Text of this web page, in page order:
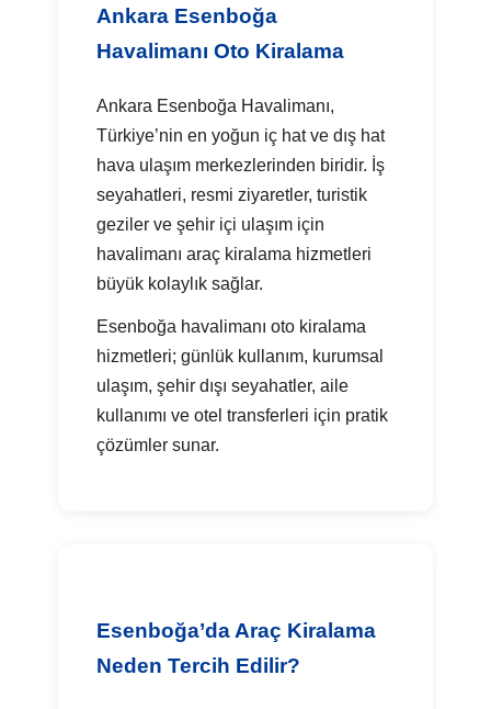
Ankara Esenboğa
Havalimanı Oto Kiralama
Ankara Esenboğa Havalimanı,
Türkiye’nin en yoğun iç hat ve dış hat
hava ulaşım merkezlerinden biridir. İş
seyahatleri, resmi ziyaretler, turistik
geziler ve şehir içi ulaşım için
havalimanı araç kiralama hizmetleri
büyük kolaylık sağlar.
Esenboğa havalimanı oto kiralama
hizmetleri; günlük kullanım, kurumsal
ulaşım, şehir dışı seyahatler, aile
kullanımı ve otel transferleri için pratik
çözümler sunar.
Esenboğa’da Araç Kiralama
Neden Tercih Edilir?